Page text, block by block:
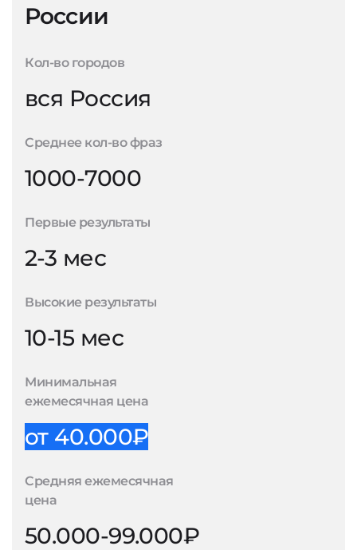
России
Кол-во городов
вся Россия
Среднее кол-во фраз
1000-7000
Первые результаты
2-3 мес
Высокие результаты
10-15 мес
Минимальная
ежемесячная цена
от 40.000₽
Средняя ежемесячная
цена
50.000-99.000₽